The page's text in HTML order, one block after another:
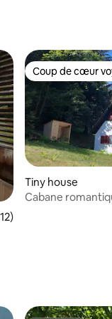
4,77 sur 5
moyenne sur la
Coup de cœur
Coup de cœur
Tiny house
Cabane